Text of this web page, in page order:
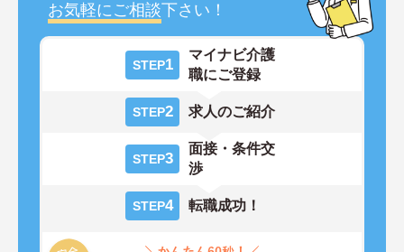
お気軽にご相談下さい！
STEP1
マイナビ介護
職にご登録
STEP2 求人のご紹介
STEP3
面接・条件交
渉
STEP4 転職成功！